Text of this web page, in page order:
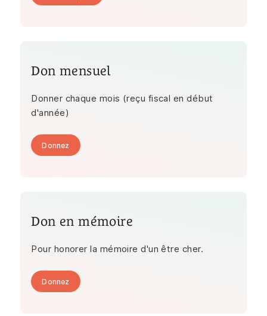
Don mensuel
Donner chaque mois (reçu fiscal en début
d'année)
Donnez
Don en mémoire
Pour honorer la mémoire d'un être cher.
Donnez